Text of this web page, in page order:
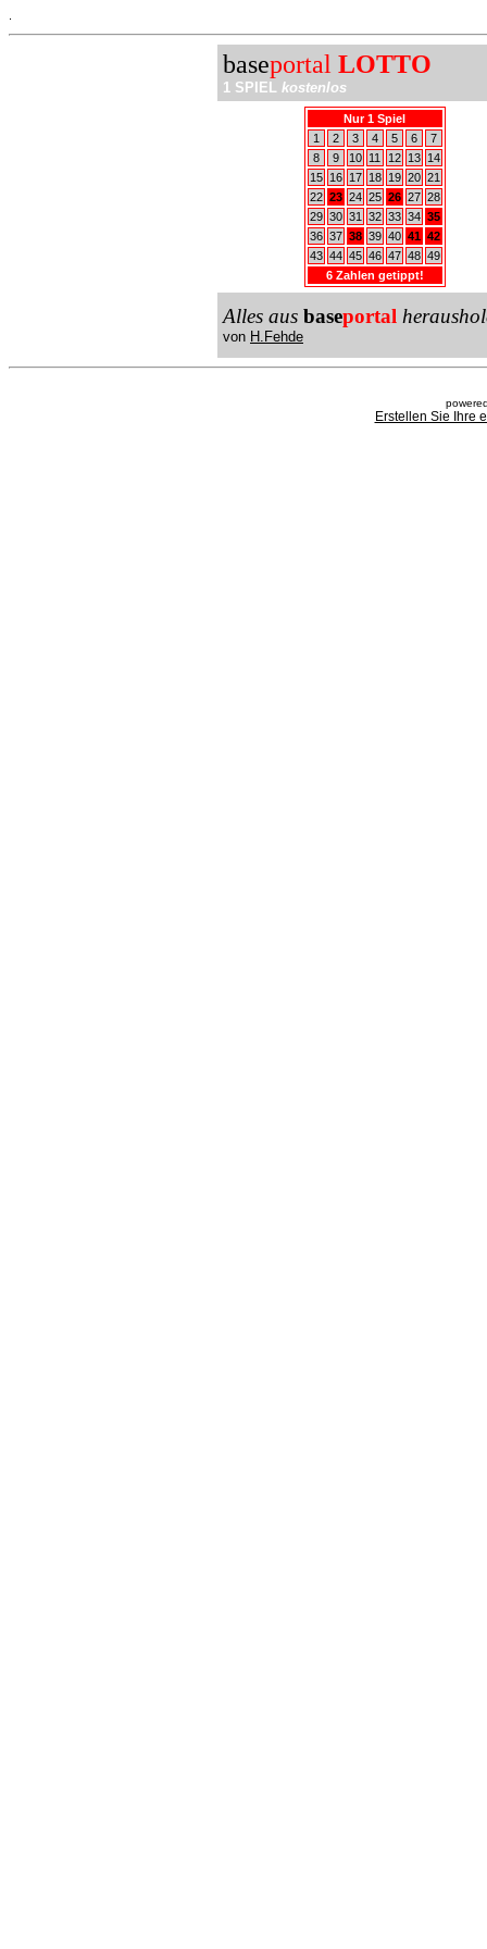
baseportal LOTTO
1 SPIEL kostenlos
Nur 1 Spiel
1
2 3 4 5 6
7
8
9 10 11 12 13
14
15
16 17 18 19 20 21
22 23 24 25 26 27 28
29 30 31 32 33 34 35
36 37 38 39 40 41 42
43 44 45 46 47 48 49
6 Zahlen getippt!
Alles aus baseportal
von H.Fehde
Erstellen Sie Ihre